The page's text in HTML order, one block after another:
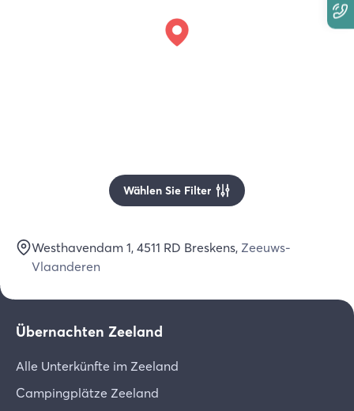
Wählen Sie Filter
Westhavendam 1, 4511 RD Breskens, Zeeuws-
Vlaanderen
Übernachten Zeeland
Alle Unterkünfte im Zeeland
Campingplätze Zeeland